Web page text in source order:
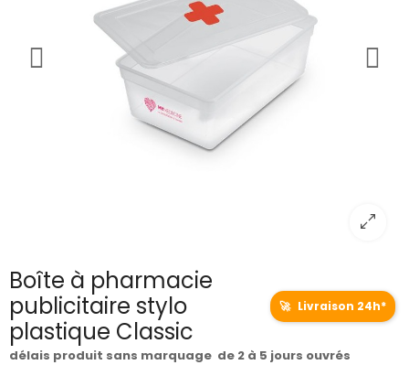
Boîte à pharmacie
publicitaire stylo
plastique Classic
🚀 Livraison 24h*
délais produit sans marquage de 2 à 5 jours ouvrés